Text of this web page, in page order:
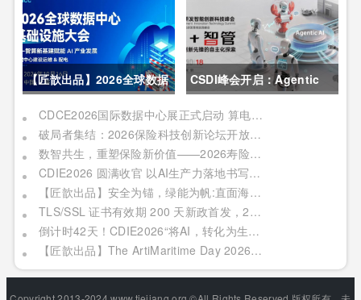
以“算电协同”重构全球算力
供应链
【匠歆出品】2026全球数据
中心基础设施大会首发｜院
士领衔，100+头部企业已确
认，500人齐聚上海
CSDI峰会开启：Agentic
AI 落地应用的黄金期，智能
系统重塑生产力
CDCE2026国际数据中心展正式启动 算电协同驱动产业升级 搭建全球合作平台
破局者集结：2026保险科技创新论坛开放“数智共生”最佳实践案例征集
数智共生，重塑保险新价值——2026寿险&财险科技创新论坛即将启幕
CDIE2026 圆满收官 以AI生产力落地书写数字化转型新答卷
【匠歆出品】安全为锚，绿能为帆:直面海事网络安全与绿色航运的双重挑战@The ArtiMaritime Day 2026匠歆海事攻坚日 | 5月29日·上海
TLS/SSL 证书有效期 200 天新政首发，2026 亚数TrustAsia CaaS 2.0 发布会邀您见证！
倒计时42天！CDIE2026“将AI，转化为生产力”峰会启幕在即！
【匠歆出品】The ArtiMaritime Day 2026匠歆海事攻坚日 | 5月28日·上海